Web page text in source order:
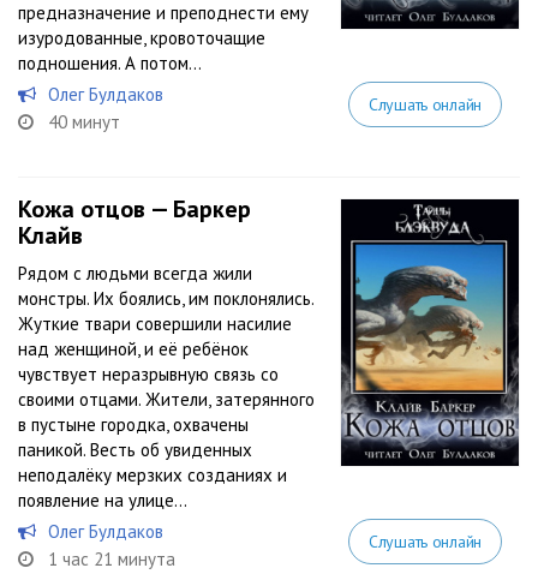
предназначение и преподнести ему
изуродованные, кровоточащие
подношения. А потом...
Олег Булдаков
40 минут
Слушать онлайн
Кожа отцов — Баркер
Клайв
Рядом с людьми всегда жили
монстры. Их боялись, им поклонялись.
Жуткие твари совершили насилие
над женщиной, и её ребёнок
чувствует неразрывную связь со
своими отцами. Жители, затерянного
в пустыне городка, охвачены
паникой. Весть об увиденных
неподалёку мерзких созданиях и
появление на улице...
Олег Булдаков
1 час 21 минута
Слушать онлайн